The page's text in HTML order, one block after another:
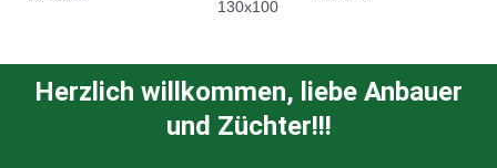
Herzlich willkommen, liebe Anbauer
und Züchter!!!